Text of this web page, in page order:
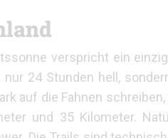
verspricht ein
nur 24 Stunden hell,
auf die Fahnen
und 35 Kilometer.